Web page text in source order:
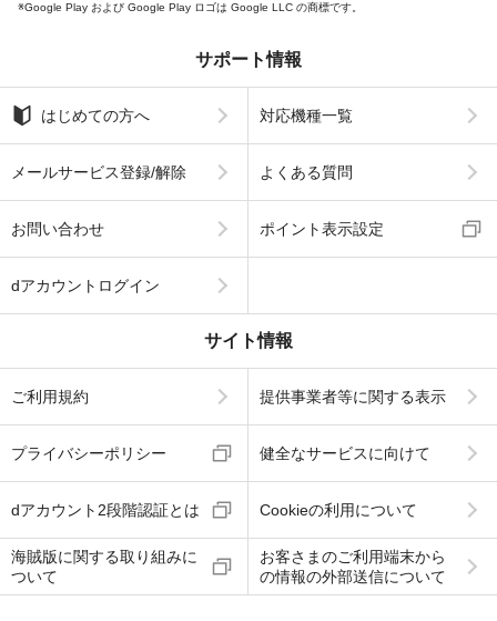
Google Play および Google Play ロゴは Google LLC の商標です。
サポート情報
はじめての方へ 対応機種一覧
メールサービス登録/解除 よくある質問
お問い合わせ ポイント表示設定
dアカウントログイン
サイト情報
ご利用規約 提供事業者等に関する表示
プライバシーポリシー 健全なサービスに向けて
dアカウント2段階認証とは Cookieの利用について
海賊版に関する取り組みに
ついて
お客さまのご利用端末から
の情報の外部送信について